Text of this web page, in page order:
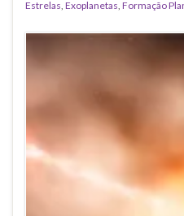
Estrelas, Exoplanetas, Formação